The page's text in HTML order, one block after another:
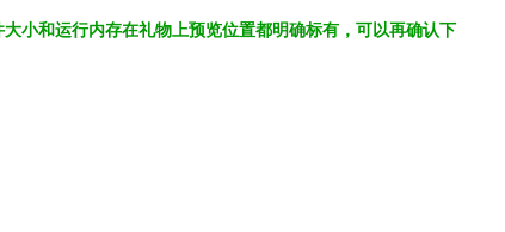
小和运行内存在礼物上预览位置都明确标有，可以再确认下